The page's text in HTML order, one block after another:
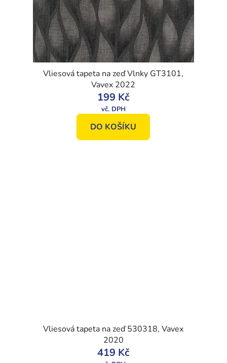
Vliesová tapeta na zeď Vlnky GT3101,
Vavex 2022
199 Kč
DO KOŠÍKU
Vliesová tapeta na zeď 530318, Vavex
2020
419 Kč